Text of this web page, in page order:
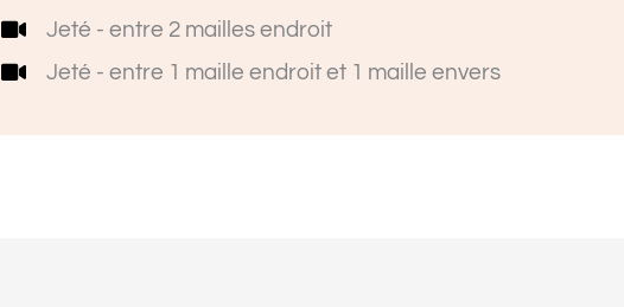
Jeté - entre 2 mailles endroit
Jeté - entre 1 maille endroit et 1 maille envers